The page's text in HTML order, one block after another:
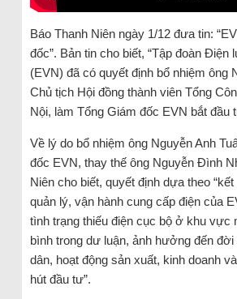
Báo Thanh Niên ngày 1/12 đưa tin:
đốc”. Bản tin cho biết, “Tập đoàn Điện
(EVN) đã có quyết định bổ nhiệm ông
Chủ tịch Hội đồng thành viên Tổng
Nội, làm Tổng Giám đốc EVN bắt đầu
Về lý do bổ nhiệm ông Nguyễn Anh
đốc EVN, thay thế ông Nguyễn Đình
Niên cho biết, quyết định dựa theo
quản lý, vận hành cung cấp điện của
tình trạng thiếu điện cục bộ ở khu vực
bình trong dư luận, ảnh hưởng đến
dân, hoạt động sản xuất, kinh doanh
hút đầu tư”.